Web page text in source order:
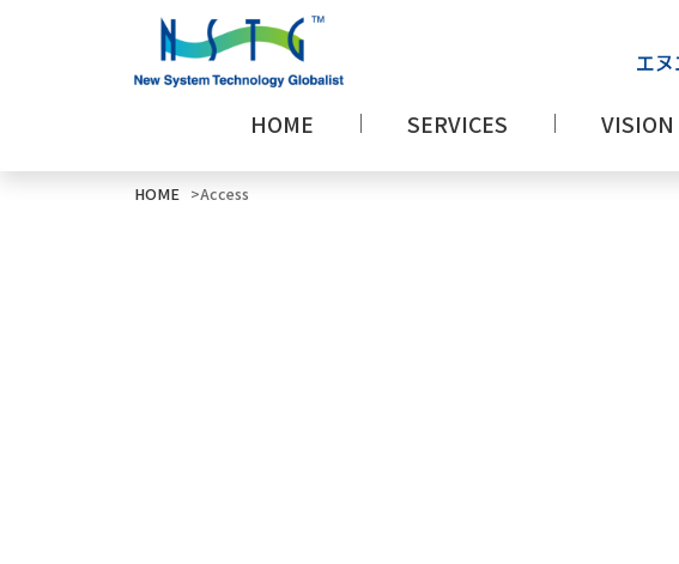
HOME SERVICES VISION
HOME Access